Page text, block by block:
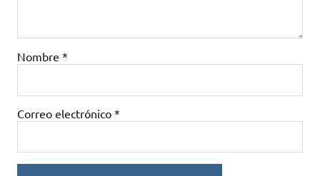
Nombre *
Correo electrónico *